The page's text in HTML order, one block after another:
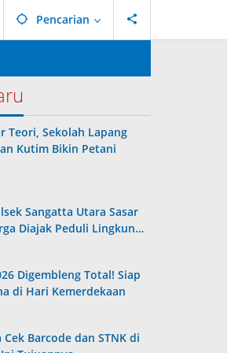
Pencarian
Teori, Sekolah Lapang
Kutim Bikin Petani
Sangatta Utara Sasar
Diajak Peduli Lingkun…
Digembleng Total! Siap
di Hari Kemerdekaan
Barcode dan STNK di